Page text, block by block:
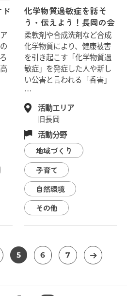
化学物質過敏症を話そ
う・伝えよう！長岡の会
柔軟剤や合成洗剤など合成
化学物質により、健康被害
を引き起こす「化学物質過
敏症」を発症した人や新し
い公害と言われる「香害」
…
活動エリア
旧長岡
活動分野
地域づくり
子育て
自然環境
その他
5 6 7